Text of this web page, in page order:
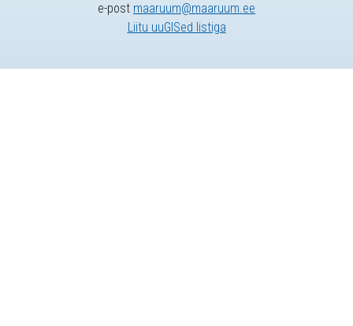
e-post maaruum@maaruum.ee
Liitu uuGISed listiga